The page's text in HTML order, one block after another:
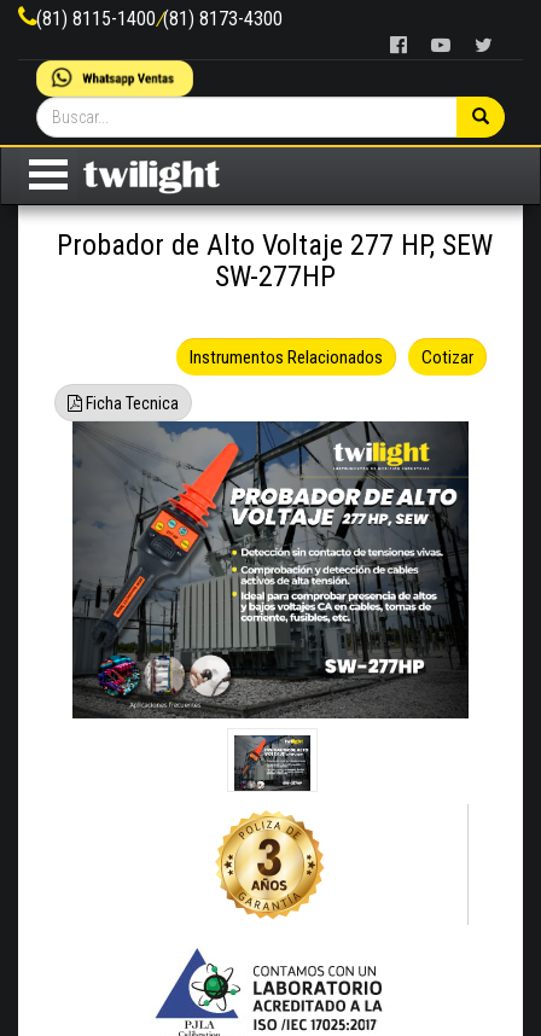
(81) 8115-1400/(81) 8173-4300
Probador de Alto Voltaje 277 HP, SEW
SW-277HP
Cotizar
Instrumentos Relacionados
Ficha Tecnica